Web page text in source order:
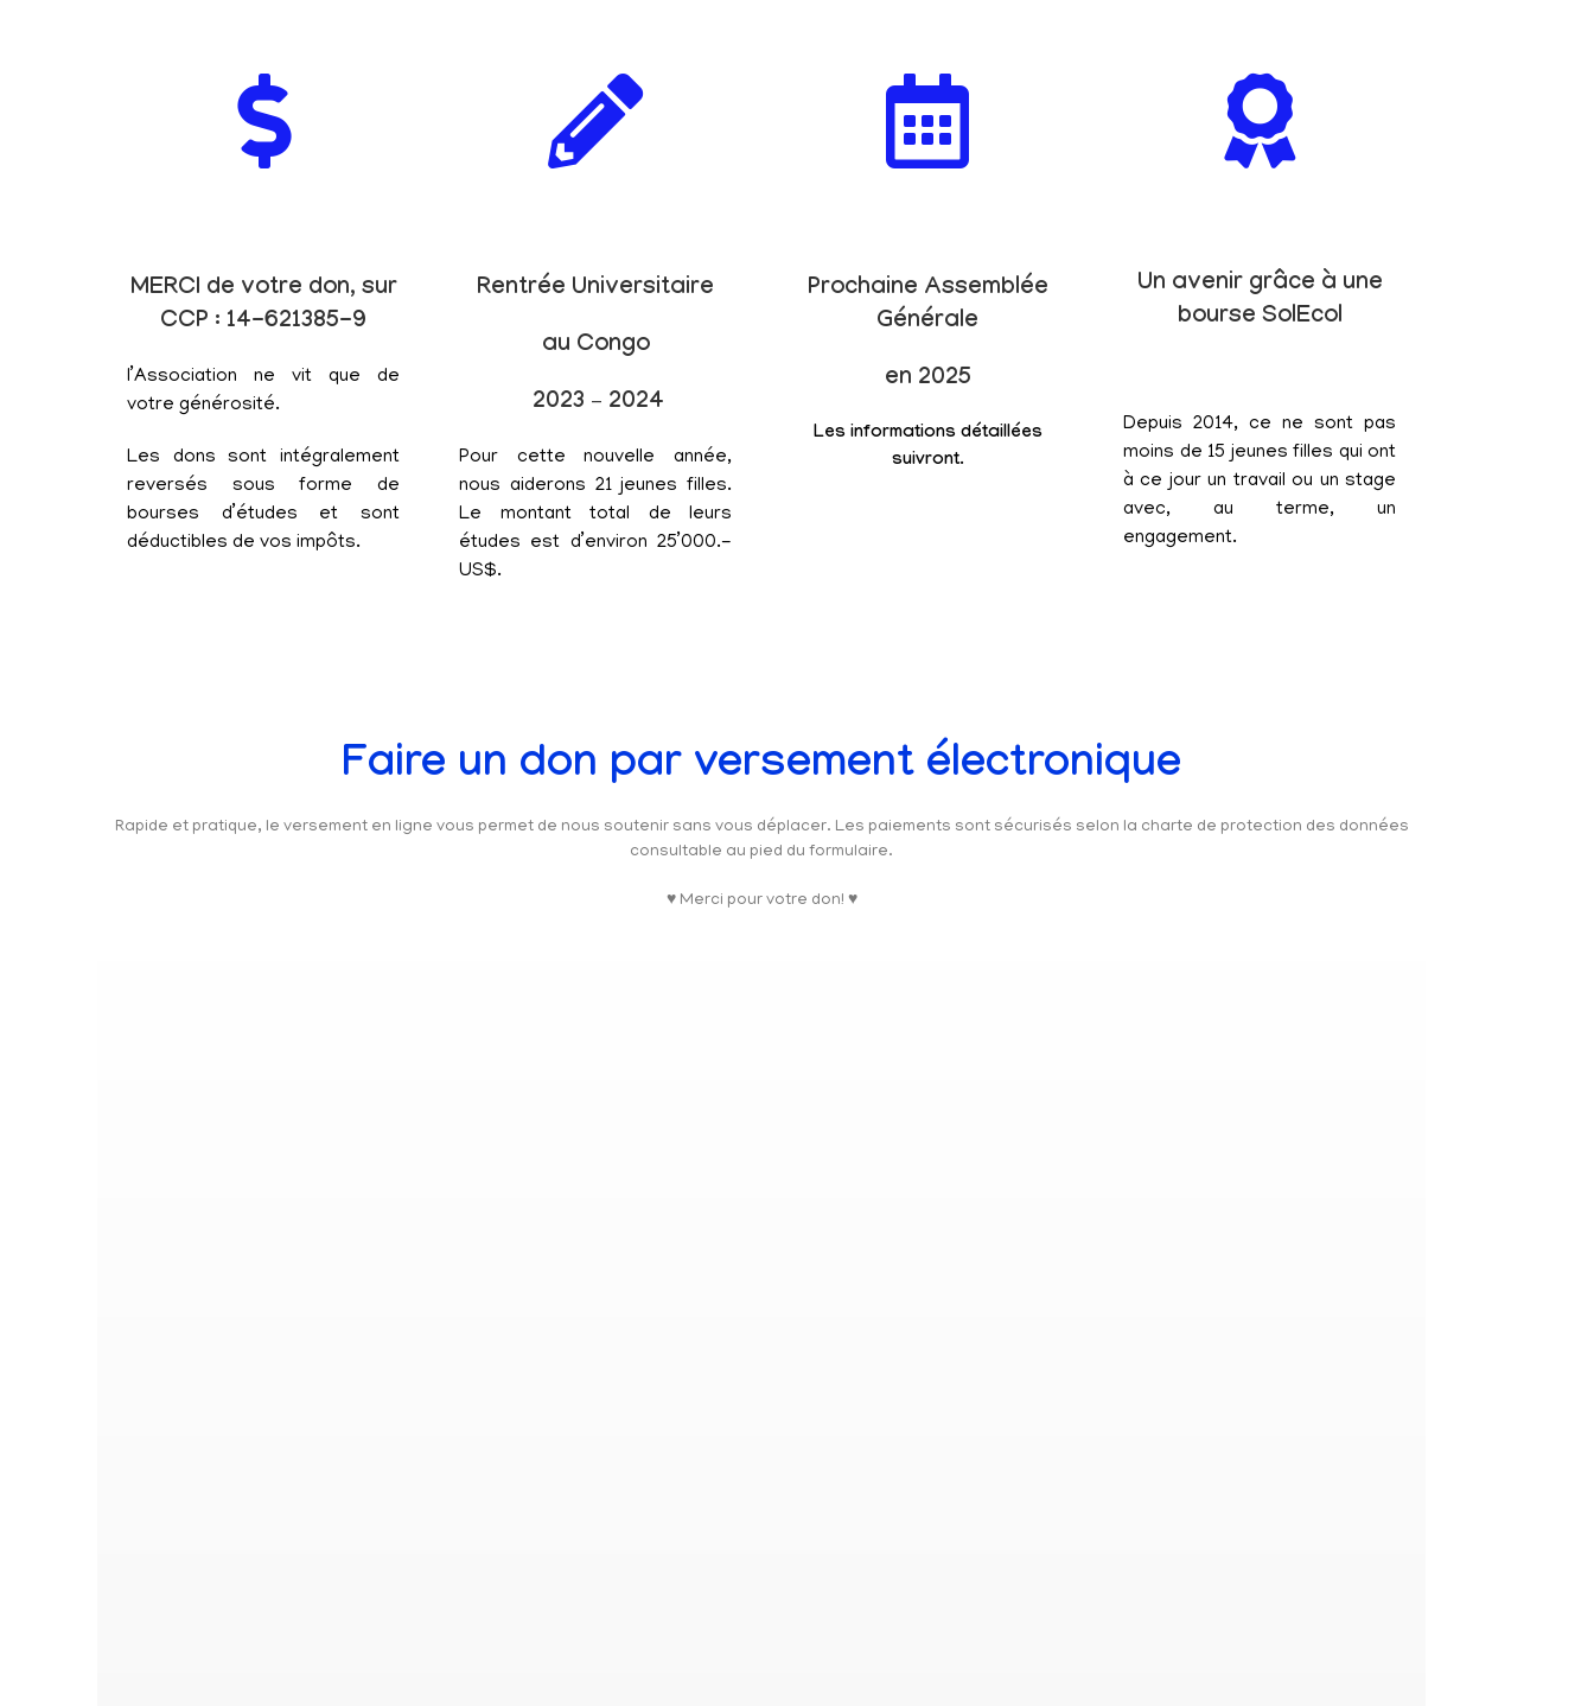
MERCI de votre don, sur
CCP : 14-621385-9
l’Association ne vit que de
votre générosité.
Les dons sont intégralement
reversés sous forme de
bourses d’études et sont
déductibles de vos impôts.
Rentrée Universitaire
au Congo
2023 – 2024
Pour cette nouvelle année,
nous aiderons 21 jeunes filles.
Le montant total de leurs
études est d’environ 25’000.-
US$.
Prochaine Assemblée
Générale
en 2025
Les informations détaillées
suivront.
Un avenir grâce à une
bourse SolEcol
Depuis 2014, ce ne sont pas
moins de 15 jeunes filles qui ont
à ce jour un travail ou un stage
avec, au terme, un
engagement.
Faire un don par versement électronique
Rapide et pratique, le versement en ligne vous permet de nous soutenir sans vous déplacer. Les paiements sont sécurisés selon la charte de protection des données
consultable au pied du formulaire.
♥ Merci pour votre don! ♥